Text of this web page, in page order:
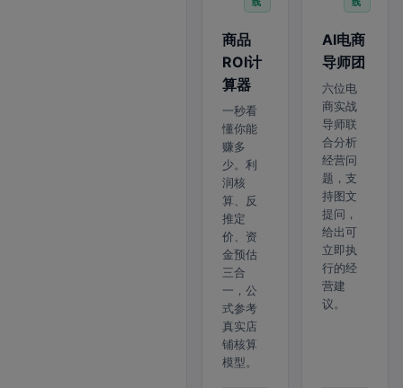
商品
ROI计
算器
一秒看
懂你能
赚多
少。利
润核
算、反
推定
价、资
金预估
三合
一，公
式参考
真实店
铺核算
模型。
AI电商
导师团
六位电
商实战
导师联
合分析
经营问
题，支
持图文
提问，
给出可
立即执
行的经
营建
议。